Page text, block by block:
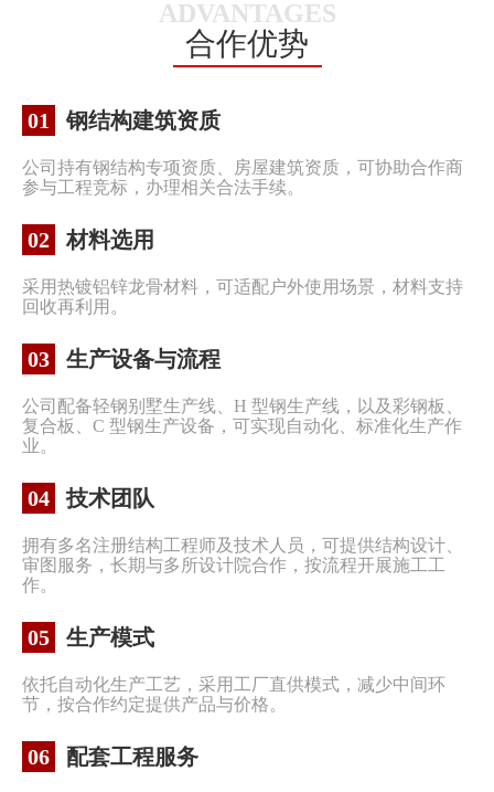
ADVANTAGES
合作优势
01 钢结构建筑资质
公司持有钢结构专项资质、房屋建筑资质，可协助合作商
参与工程竞标，办理相关合法手续。
02 材料选用
采用热镀铝锌龙骨材料，可适配户外使用场景，材料支持
回收再利用。
03 生产设备与流程
公司配备轻钢别墅生产线、H 型钢生产线，以及彩钢板、
复合板、C 型钢生产设备，可实现自动化、标准化生产作
业。
04 技术团队
拥有多名注册结构工程师及技术人员，可提供结构设计、
审图服务，长期与多所设计院合作，按流程开展施工工
作。
05 生产模式
依托自动化生产工艺，采用工厂直供模式，减少中间环
节，按合作约定提供产品与价格。
06 配套工程服务